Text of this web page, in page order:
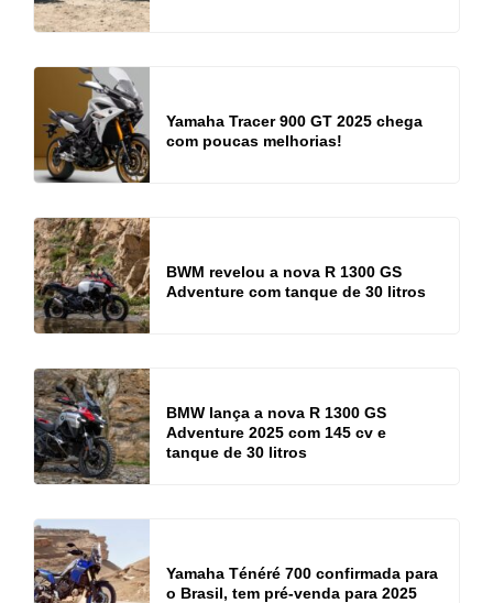
Yamaha Tracer 900 GT 2025 chega
com poucas melhorias!
BWM revelou a nova R 1300 GS
Adventure com tanque de 30 litros
BMW lança a nova R 1300 GS
Adventure 2025 com 145 cv e
tanque de 30 litros
Yamaha Ténéré 700 confirmada para
o Brasil, tem pré-venda para 2025